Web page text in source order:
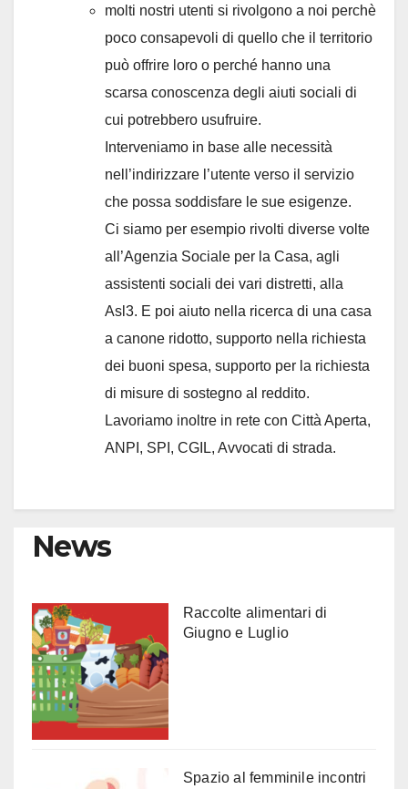
molti nostri utenti si rivolgono a noi perchè
poco consapevoli di quello che il territorio
può offrire loro o perché hanno una
scarsa conoscenza degli aiuti sociali di
cui potrebbero usufruire.
Interveniamo in base alle necessità
nell’indirizzare l’utente verso il servizio
che possa soddisfare le sue esigenze.
Ci siamo per esempio rivolti diverse volte
all’Agenzia Sociale per la Casa, agli
assistenti sociali dei vari distretti, alla
Asl3. E poi aiuto nella ricerca di una casa
a canone ridotto, supporto nella richiesta
dei buoni spesa, supporto per la richiesta
di misure di sostegno al reddito.
Lavoriamo inoltre in rete con Città Aperta,
ANPI, SPI, CGIL, Avvocati di strada.
News
Raccolte alimentari di
Giugno e Luglio
Spazio al femminile incontri